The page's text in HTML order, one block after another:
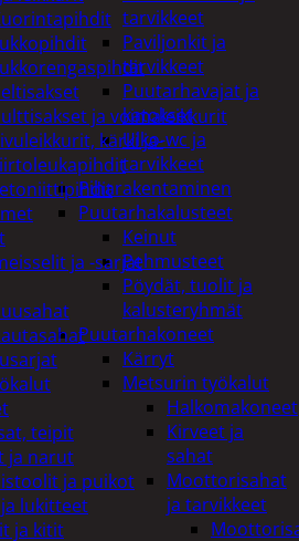
tarvikkeet
Paviljonkit ja
tarvikkeet
Puutarhavajat ja
katokset
Ulko-wc ja
tarvikkeet
Piharakentaminen
Puutarhakalusteet
Keinut
Pehmusteet
Pöydät, tuolit ja
kalusteryhmät
Puutarhakoneet
Kärryt
Metsurin työkalut
Halkomakoneet
Kirveet ja
sahat
Moottorisahat
ja tarvikkeet
ja voimaleikkurit
kärki ja-
ja -sarjat
teipit
ja narut
ja puikot
lukitteet
ja kitit